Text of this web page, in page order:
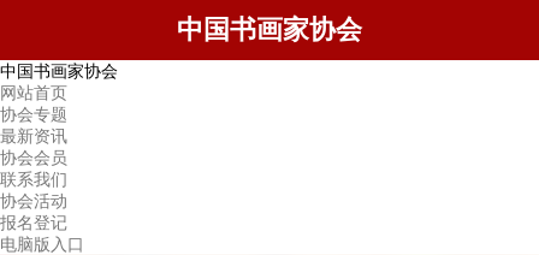
中国书画家协会
中国书画家协会
网站首页
协会专题
最新资讯
协会会员
联系我们
协会活动
报名登记
电脑版入口